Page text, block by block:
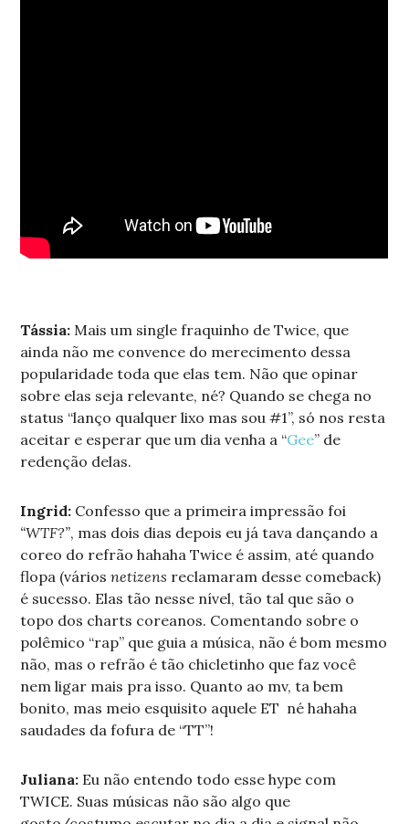
Tássia: Mais um single fraquinho de Twice, que
ainda não me convence do merecimento dessa
popularidade toda que elas tem. Não que opinar
sobre elas seja relevante, né? Quando se chega no
status “lanço qualquer lixo mas sou #1”, só nos resta
aceitar e esperar que um dia venha a “Gee” de
redenção delas.
Ingrid: Confesso que a primeira impressão foi
“WTF?”, mas dois dias depois eu já tava dançando a
coreo do refrão hahaha Twice é assim, até quando
flopa (váriosnetizens reclamaram desse comeback)
é sucesso. Elas tão nesse nível, tão tal que são o
topo dos charts coreanos. Comentando sobre o
polêmico “rap” que guia a música, não é bom mesmo
não, mas o refrão é tão chicletinho que faz você
nem ligar mais pra isso. Quanto ao mv, ta bem
bonito, mas meio esquisito aquele ET né hahaha
saudades da fofura de “TT”!
Juliana: Eu não entendo todo esse hype com
TWICE. Suas músicas não são algo que